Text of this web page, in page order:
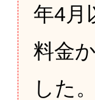
年4月
料金
した。